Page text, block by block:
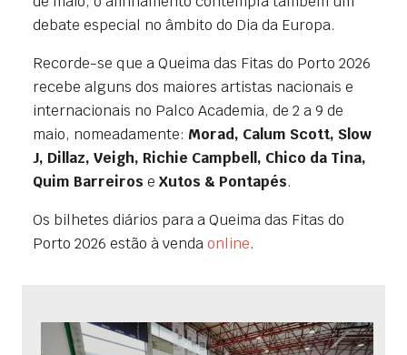
debate especial no âmbito do Dia da Europa.
Recorde-se que a Queima das Fitas do Porto 2026
recebe alguns dos maiores artistas nacionais e
internacionais no Palco Academia, de 2 a 9 de
maio, nomeadamente: Morad, Calum Scott, Slow
J, Dillaz, Veigh, Richie Campbell, Chico da Tina,
Quim Barreiros e Xutos & Pontapés.
Os bilhetes diários para a Queima das Fitas do
Porto 2026 estão à vendaonline.